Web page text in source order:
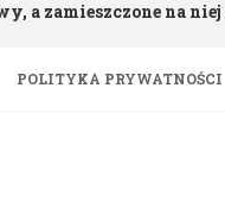
a zamieszczone na
POLITYKA PRYWATNOŚCI